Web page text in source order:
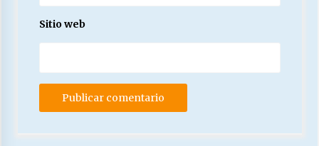
Sitio web